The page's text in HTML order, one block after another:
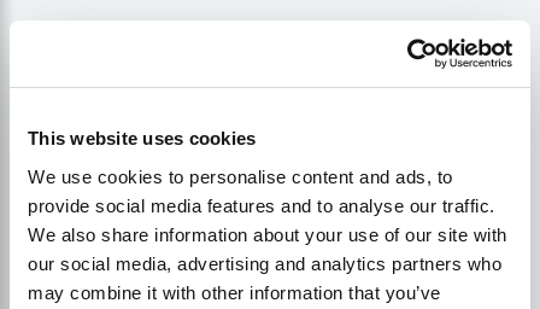
This website uses cookies
We use cookies to personalise content and ads, to
provide social media features and to analyse our traffic.
We also share information about your use of our site with
our social media, advertising and analytics partners who
may combine it with other information that you’ve
Ko jautāt SEO konsultantam